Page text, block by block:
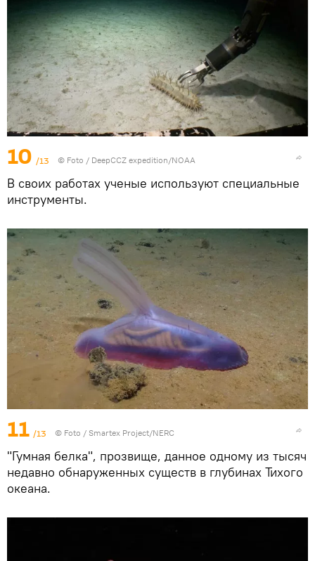
10 /13 © Foto / DeepCCZ expedition/NOAA
В своих работах ученые используют специальные
инструменты.
11 /13 © Foto / Smartex Project/NERC
"Гумная белка", прозвище, данное одному из тысяч
недавно обнаруженных существ в глубинах Тихого
океана.